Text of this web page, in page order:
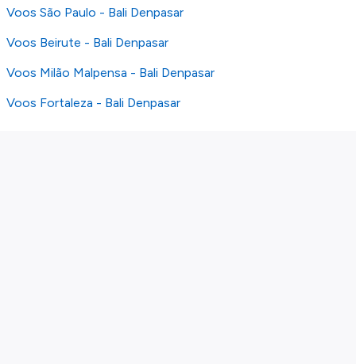
Voos São Paulo - Bali Denpasar
Voos Beirute - Bali Denpasar
Voos Milão Malpensa - Bali Denpasar
Voos Fortaleza - Bali Denpasar